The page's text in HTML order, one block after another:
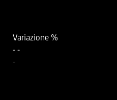
Variazione %
--
-